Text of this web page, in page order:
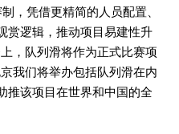
，凭借更精简的人员配置、
赏逻辑，推动项目易建性升
，队列滑将作为正式比赛项
我们将举办包括队列滑在内
推该项目在世界和中国的全